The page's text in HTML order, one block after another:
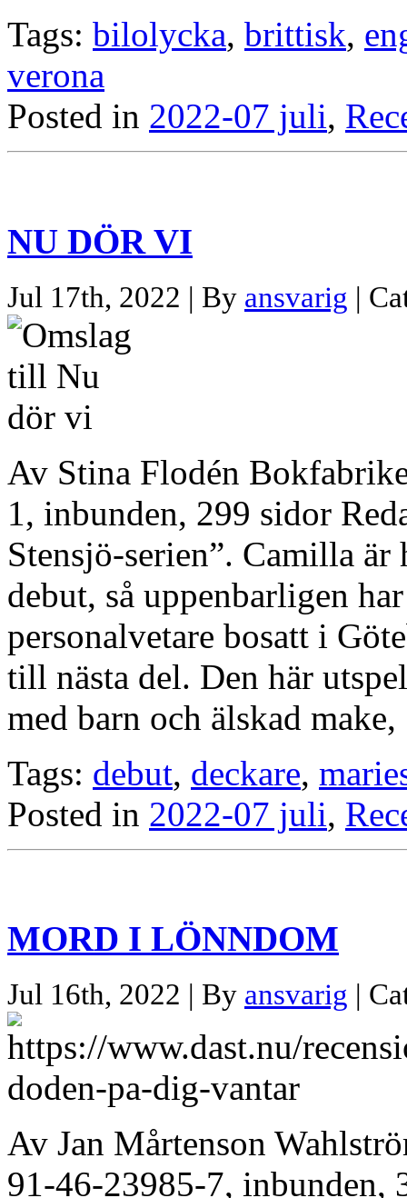
Tags: bilolycka, brittisk,
verona
Posted in 2022-07 juli,
NU DÖR VI
Jul 17th, 2022 | By ansvarig |
Av Stina Flodén
1, inbunden, 299 sidor
Stensjö-serien”. Camilla
debut, så uppenbarligen
personalvetare bosatt i
till nästa del. Den här
med barn och älskad
Tags: debut, deckare,
Posted in 2022-07 juli,
MORD I LÖNNDOM
Jul 16th, 2022 | By ansvarig |
Av Jan Mårtenson
91-46-23985-7, inbunden,